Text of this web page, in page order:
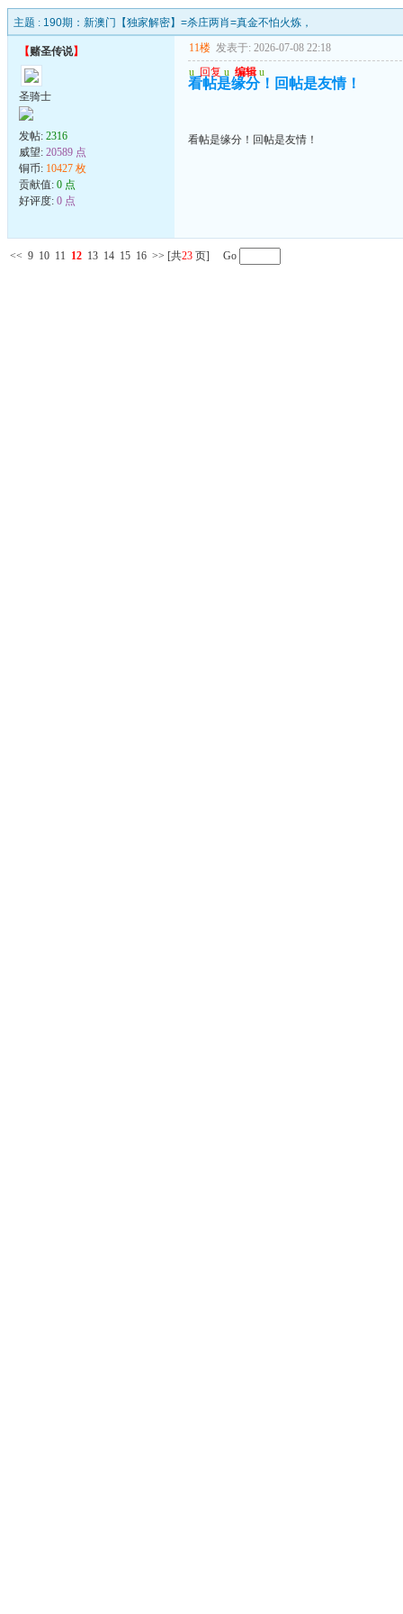
主题 : 190期：新澳门【独家解密】=杀庄两肖=真金不怕火炼，
【赌圣传说】
圣骑士
发帖: 2316
威望: 20589 点
铜币: 10427 枚
贡献值: 0 点
好评度: 0 点
11楼 发表于: 2026-07-08 22:18
u 回复 u 编辑 u
看帖是缘分！回帖是友情！
看帖是缘分！回帖是友情！
<< 9 10 11 12 13 14 15 16 >> [共23 页] Go